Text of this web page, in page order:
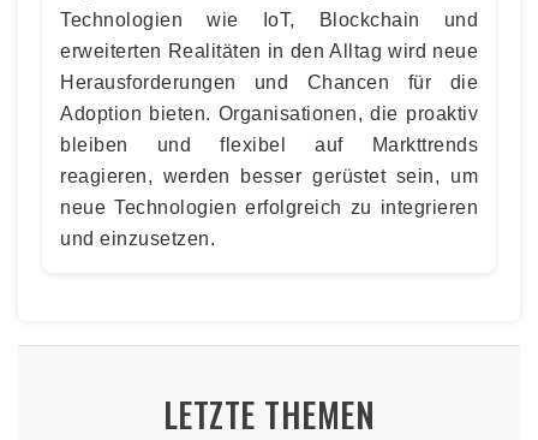
Technologien wie IoT, Blockchain und
erweiterten Realitäten in den Alltag wird neue
Herausforderungen und Chancen für die
Adoption bieten. Organisationen, die proaktiv
bleiben und flexibel auf Markttrends
reagieren, werden besser gerüstet sein, um
neue Technologien erfolgreich zu integrieren
und einzusetzen.
LETZTE THEMEN